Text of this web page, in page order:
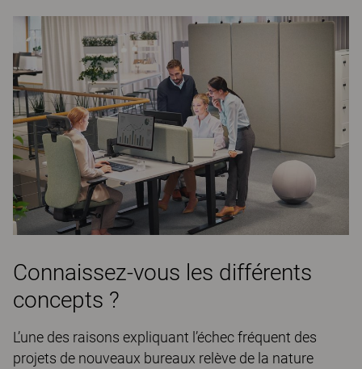
Connaissez-vous les différents
concepts ?
L’une des raisons expliquant l’échec fréquent des
projets de nouveaux bureaux relève de la nature